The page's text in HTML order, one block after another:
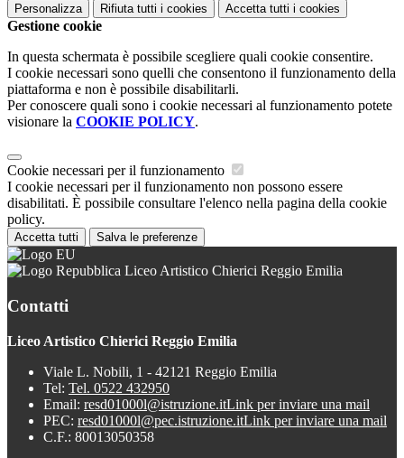
Personalizza Rifiuta tutti i cookies Accetta tutti i cookies
Gestione cookie
In questa schermata è possibile scegliere quali cookie consentire.
I cookie necessari sono quelli che consentono il funzionamento della
piattaforma e non è possibile disabilitarli.
Per conoscere quali sono i cookie necessari al funzionamento potete
visionare la COOKIE POLICY.
Cookie necessari per il funzionamento
I cookie necessari per il funzionamento non possono essere
disabilitati. È possibile consultare l'elenco nella pagina della cookie
policy.
Accetta tutti Salva le preferenze
Liceo Artistico Chierici Reggio Emilia
Contatti
Liceo Artistico Chierici Reggio Emilia
Viale L. Nobili, 1 - 42121 Reggio Emilia
Tel: Tel. 0522 432950
Email: resd01000l@istruzione.itLink per inviare una mail
PEC: resd01000l@pec.istruzione.itLink per inviare una mail
C.F.: 80013050358